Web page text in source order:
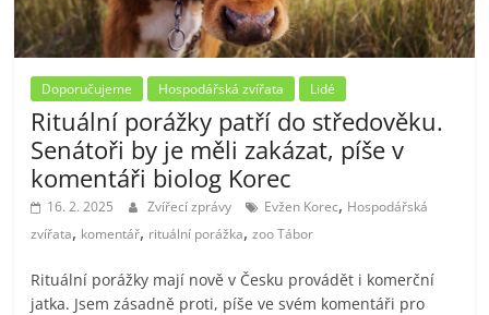
Doporučujeme Hospodářská zvířata Lidé
Rituální porážky patří do středověku.
Senátoři by je měli zakázat, píše v
komentáři biolog Korec
16. 2. 2025 Zvířecí zprávy Evžen Korec, Hospodářská
zvířata, komentář, rituální porážka,zoo Tábor
Rituální porážky mají nově v Česku provádět i komerční
jatka. Jsem zásadně proti, píše ve svém komentáři pro